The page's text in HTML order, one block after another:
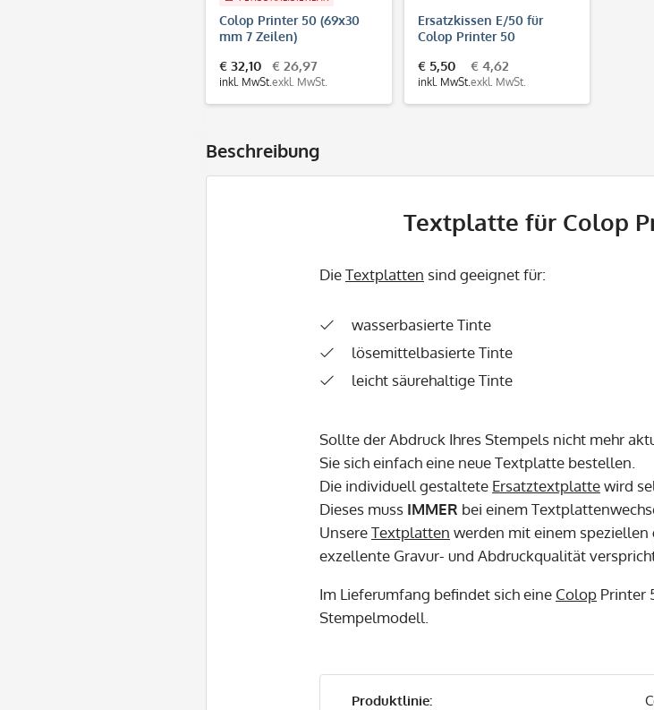
Colop Printer 50 (69x30
mm 7 Zeilen)
€ 32,10
inkl. MwSt.
€ 26,97
exkl. MwSt.
Ersatzkissen E/50 für
Colop Printer 50
€ 5,50
inkl. MwSt.
€ 4,62
exkl. MwSt.
Beschreibung
Textplatte für Colop
DieTextplatten sind geeignet für:
wasserbasierte Tinte
lösemittelbasierte Tinte
leicht säurehaltige Tinte
Sollte der Abdruck Ihres Stempels nicht mehr
Sie sich einfach eine neue Textplatte bestellen.
Die individuell gestaltete Ersatztextplattewird
Dieses muss IMMER bei einem
UnsereTextplatten werden mit einem speziellen
exzellente Gravur- und Abdruckqualität
Im Lieferumfang befindet sich eine Colop Printer
Stempelmodell.
Produktlinie: